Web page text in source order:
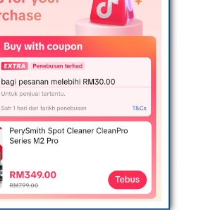
saya tidak sempat. Arwah
Itulah yang menjadi
apatah lagi dia yang
dengan penggambaran.
anak. Jika ada yang